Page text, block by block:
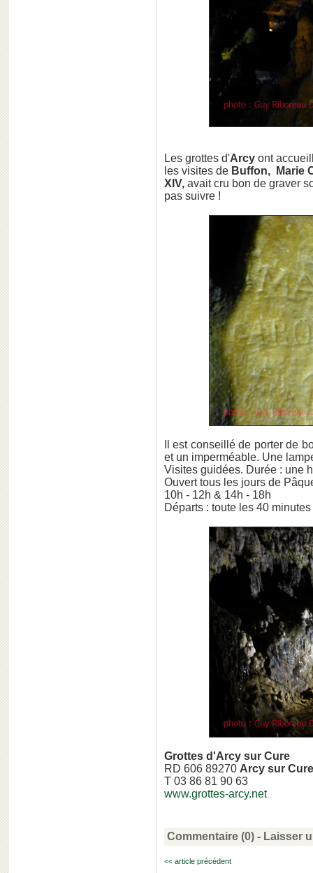
Les grottes d'Arcy ont
les visites de Buffon, Marie
XIV, avait cru bon de graver
pas suivre !
Il est conseillé de porter de
et un imperméable. Une
Visites guidées. Durée : une
Ouvert tous les jours de
10h - 12h & 14h - 18h
Départs : toute les 40
Grottes d'Arcy sur Cure
RD 606 89270 Arcy sur Cure
T 03 86 81 90 63
www.grottes-arcy.net
Commentaire (0) - Laisser
<< article précédent